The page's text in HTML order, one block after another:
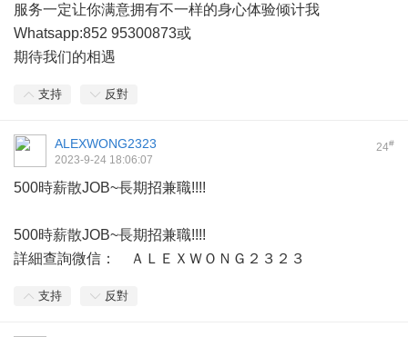
服务一定让你满意拥有不一样的身心体验倾计我
Whatsapp:852 95300873或
期待我们的相遇
支持 反對
24#
ALEXWONG2323
2023-9-24 18:06:07
500時薪散JOB~長期招兼職!!!!
500時薪散JOB~長期招兼職!!!!
詳細查詢微信： ＡＬＥＸＷＯＮＧ２３２３
支持 反對